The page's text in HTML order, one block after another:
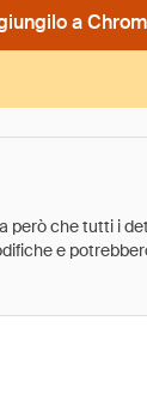
a
che tutti i
e